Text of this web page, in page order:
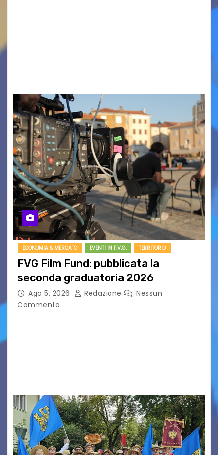
ECONOMIA & MERCATO EVENTI IN F.V.G. TERRITORIO
FVG Film Fund: pubblicata la
seconda graduatoria 2026
Ago 5, 2026 Redazione
Nessun
Commento